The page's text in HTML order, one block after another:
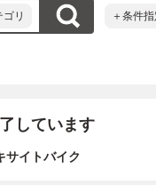
リ ＋条件指
しています
サイトバイク